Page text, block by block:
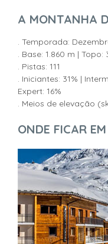
A MONTANHA
. Temporada:
. Base: 1.860 m | Topo:
. Pistas: 111
. Iniciantes: 31% |
Expert: 16%
. Meios de elevação
ONDE FICAR